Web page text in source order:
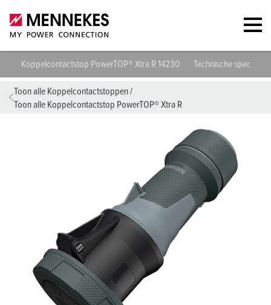
Koppelcontactstop PowerTOP® Xtra R 14230 Technische
Toon alle Koppelcontactstoppen/
Toon alle Koppelcontactstop PowerTOP® Xtra R